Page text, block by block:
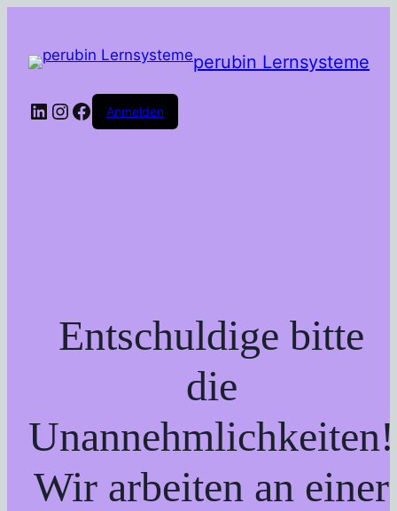
perubin Lernsysteme
LinkedIn
Instagram
Facebook
Anmelden
Entschuldige bitte
die
Unannehmlichkeiten!
Wir arbeiten an einer